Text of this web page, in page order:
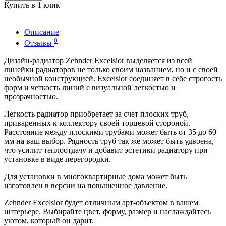
Купить в 1 клик
Описание
Отзывы 0
Дизайн-радиатор Zehnder Excelsior выделяется из всей
линейки радиаторов не только своим названием, но и с своей
необычной конструкцией. Excelsior соединяет в себе строгость
форм и четкость линий с визуальной легкостью и
прозрачностью.
Легкость радиатор приобретает за счет плоских труб,
приваренных к коллектору своей торцевой стороной.
Расстояние между плоскими трубами может быть от 35 до 60
мм на ваш выбор. Рядность труб так же может быть удвоена,
что усилит теплоотдачу и добавит эстетики радиатору при
установке в виде перегородки.
Для установки в многоквартирные дома может быть
изготовлен в версии на повышенное давление.
Zehnder Excelsior будет отличным арт-объектом в вашем
интерьере. Выбирайте цвет, форму, размер и наслаждайтесь
уютом, который он дарит.